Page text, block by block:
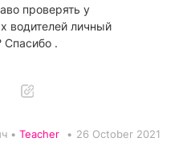
проверять у
водителей личный
Спасибо .
• Teacher • 26 October 2021